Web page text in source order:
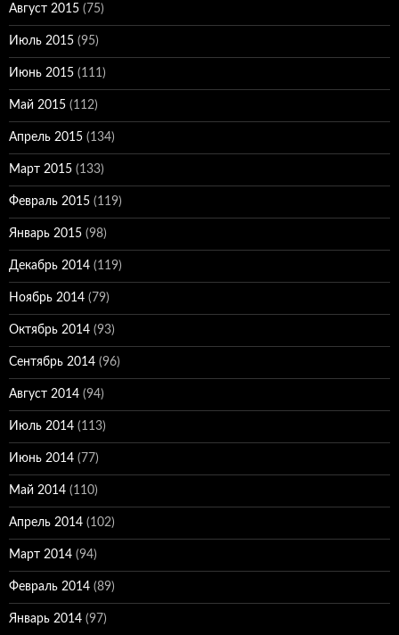
Август 2015 (75)
Июль 2015 (95)
Июнь 2015 (111)
Май 2015 (112)
Апрель 2015 (134)
Март 2015 (133)
Февраль 2015 (119)
Январь 2015 (98)
Декабрь 2014 (119)
Ноябрь 2014 (79)
Октябрь 2014 (93)
Сентябрь 2014 (96)
Август 2014 (94)
Июль 2014 (113)
Июнь 2014 (77)
Май 2014 (110)
Апрель 2014 (102)
Март 2014 (94)
Февраль 2014 (89)
Январь 2014 (97)